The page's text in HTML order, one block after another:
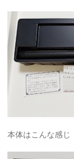
本体はこんな感じ